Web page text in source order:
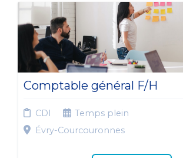
Comptable général F/H
CDI
Temps plein
Évry-Courcouronnes